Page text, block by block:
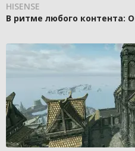
HISENSE
В ритме любого контента: